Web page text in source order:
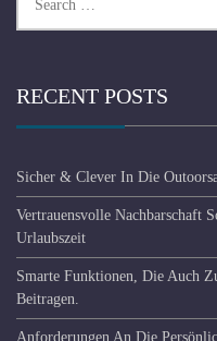
for:
RECENT POSTS
Sicher & Clever In Die
Vertrauensvolle Nachbarschaft
Urlaubszeit
Smarte Funktionen, Die Auch
Beitragen.
Anforderungen An Die